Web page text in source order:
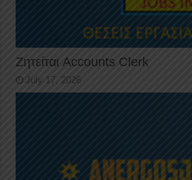
Ζητείται Accounts Clerk
July 17, 2026